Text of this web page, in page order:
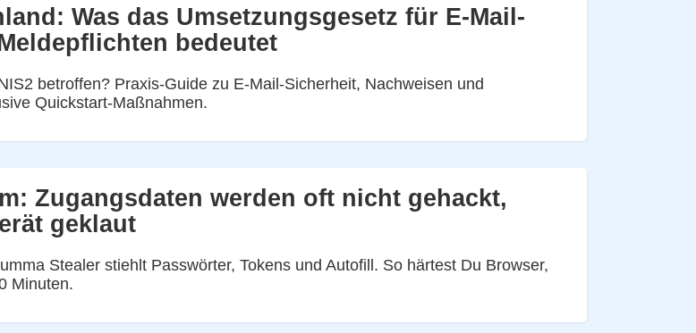
Was das Umsetzungsgesetz für E-Mail-
bedeutet
betroffen? Praxis-Guide zu E-Mail-Sicherheit, Nachweisen und
Quickstart-Maßnahmen.
Zugangsdaten werden oft nicht gehackt,
geklaut
Stealer stiehlt Passwörter, Tokens und Autofill. So härtest Du Browser,
Minuten.